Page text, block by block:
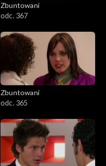
Zbuntowani
odc. 367
Zbuntowani
odc. 365